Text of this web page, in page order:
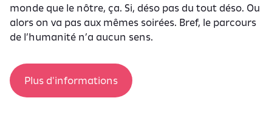
monde que le nôtre, ça. Si, déso pas du tout déso. Ou
alors on va pas aux mêmes soirées. Bref, le parcours
de l’humanité n’a aucun sens.
Plus d'informations